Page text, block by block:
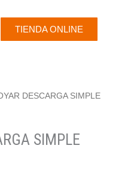
TIENDA ONLINE
DESCARGA SIMPLE
SIMPLE